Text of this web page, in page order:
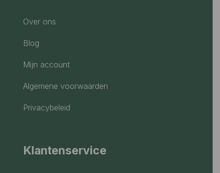
Over ons
Blog
Mijn account
Algemene voorwaarden
Privacybeleid
Klantenservice